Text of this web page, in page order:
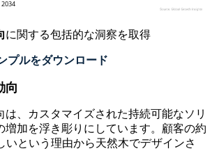
に関する包括的な洞察を取得
プルをダウンロード
向
は、カスタマイズされた持続可能なソリ
増加を浮き彫りにしています。顧客の約
いという理由から天然木でデザインさ